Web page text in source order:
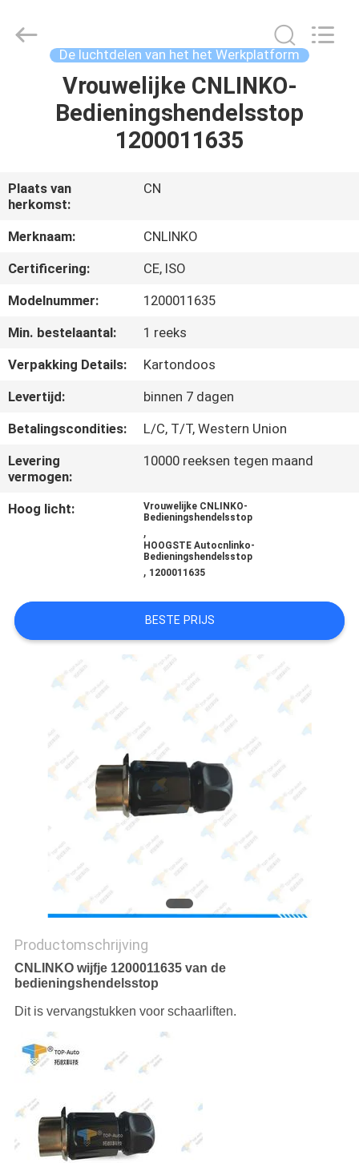
PRODUCTEN
VIDEO'S
ONGEVEER
ONS
KWALITEITSCONTROLE
CONTACTEER
VERZOEK
OM
SITEMAP
PRIVACY
POLICY
Rights
Reserved.
De luchtdelen van het het Werkplatform
Vrouwelijke CNLINKO-
Bedieningshendelsstop
1200011635
Plaats van
herkomst:
CN
Merknaam:
CNLINKO
Certificering:
CE, ISO
Modelnummer:
1200011635
Min. bestelaantal:
1 reeks
Verpakking Details:
Kartondoos
Levertijd:
binnen 7 dagen
Betalingscondities:
L/C, T/T, Western Union
Levering
vermogen:
10000 reeksen tegen maand
Hoog licht:
Vrouwelijke CNLINKO-
Bedieningshendelsstop
,
HOOGSTE Autocnlinko-
Bedieningshendelsstop
, 1200011635
BESTE PRIJS
Productomschrijving
CNLINKO wijfje 1200011635 van de
bedieningshendelsstop
Dit is vervangstukken voor schaarliften.